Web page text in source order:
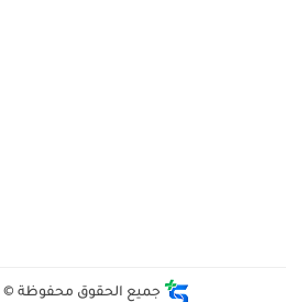
جميع الحقوق محفوظة ©